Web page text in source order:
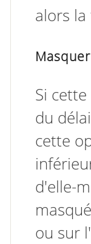
alors
Si
du
cette
d'elle-
ou sur